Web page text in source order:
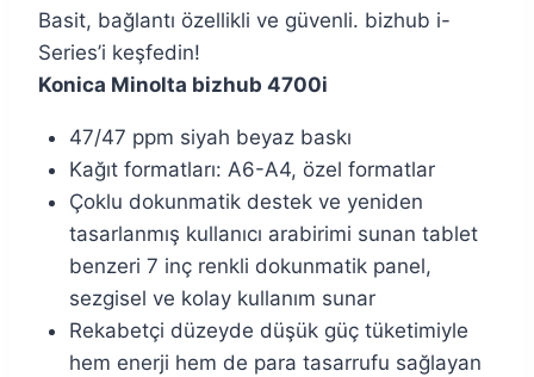
Basit, bağlantı özellikli ve güvenli. bizhub i-
Series’i keşfedin!
Konica Minolta bizhub 4700i
47/47 ppm siyah beyaz baskı
Kağıt formatları: A6-A4, özel formatlar
Çoklu dokunmatik destek ve yeniden
tasarlanmış kullanıcı arabirimi sunan tablet
benzeri 7 inç renkli dokunmatik panel,
sezgisel ve kolay kullanım sunar
Rekabetçi düzeyde düşük güç tüketimiyle
hem enerji hem de para tasarrufu sağlayan